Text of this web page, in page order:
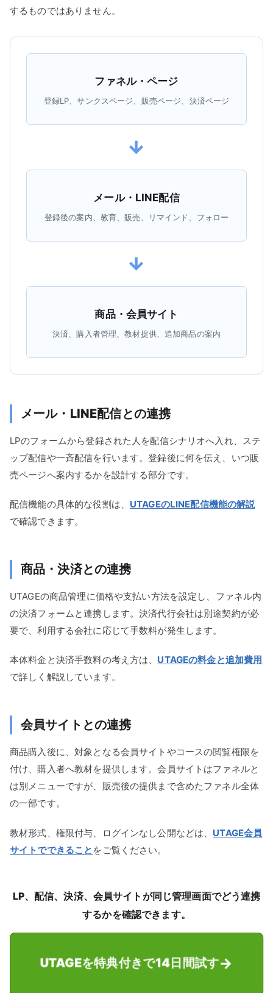
するものではありません。
ファネル・ページ
登録LP、サンクスページ、販売ページ、決済ページ
→
メール・LINE配信
登録後の案内、教育、販売、リマインド、フォロー
→
商品・会員サイト
決済、購入者管理、教材提供、追加商品の案内
メール・LINE配信との連携
LPのフォームから登録された人を配信シナリオへ入れ、ステ
ップ配信や一斉配信を行います。登録後に何を伝え、いつ販
売ページへ案内するかを設計する部分です。
配信機能の具体的な役割は、 UTAGEのLINE配信機能の解説
で確認できます。
商品・決済との連携
UTAGEの商品管理に価格や支払い方法を設定し、ファネル内
の決済フォームと連携します。決済代行会社は別途契約が必
要で、利用する会社に応じて手数料が発生します。
本体料金と決済手数料の考え方は、 UTAGEの料金と追加費用
で詳しく解説しています。
会員サイトとの連携
商品購入後に、対象となる会員サイトやコースの閲覧権限を
付け、購入者へ教材を提供します。会員サイトはファネルと
は別メニューですが、販売後の提供まで含めたファネル全体
の一部です。
教材形式、権限付与、ログインなし公開などは、 UTAGE会員
サイトでできること をご覧ください。
LP、配信、決済、会員サイトが同じ管理画面でどう連携
するかを確認できます。
UTAGEを特典付きで14日間試す